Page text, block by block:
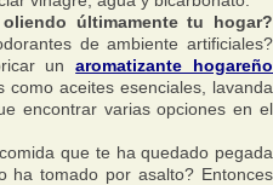
últimamente tu hogar?
de ambiente artificiales?
unaromatizante hogareño
como aceites esenciales, lavanda
encontrar varias opciones en el
que te ha quedado pegada
ha tomado por asalto? Entonces